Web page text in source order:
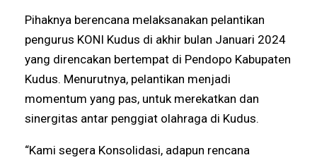
Pihaknya berencana melaksanakan pelantikan
pengurus KONI Kudus di akhir bulan Januari 2024
yang direncakan bertempat di Pendopo Kabupaten
Kudus. Menurutnya, pelantikan menjadi
momentum yang pas, untuk merekatkan dan
sinergitas antar penggiat olahraga di Kudus.
“Kami segera Konsolidasi, adapun rencana